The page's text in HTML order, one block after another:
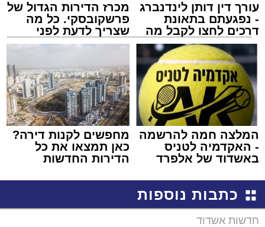
עורך דין דותן לינדנברג
- נפגעתם בתאונת
דרכים לחצו לקבל מה
שמגיע לכם
מכרז הדירות הגדול של
פרשקובסקי. כל מה
שצריך לדעת לפני
שמגישים הצעה לדירה
המלצה חמה להרשמה
- האקדמיה לטניס
באשדוד של אלפרד
מחפשים לקנות דירה?
כאן תמצאו את כל
הדירות החדשות
כתבות נוספות
חדשות אשדוד